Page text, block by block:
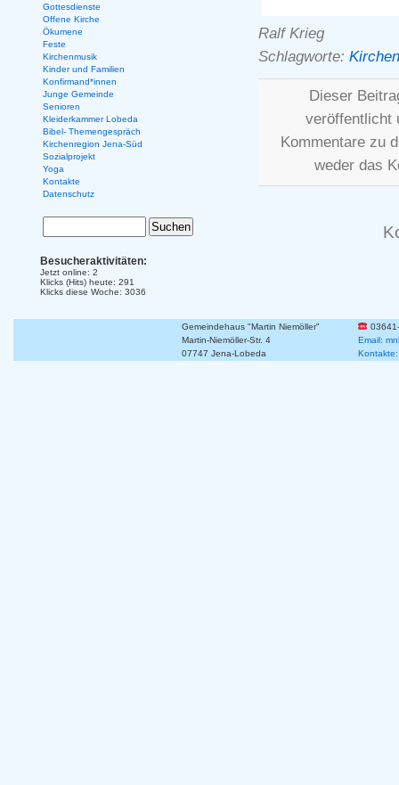
Ralf Krieg
Schlagworte:
Dieser
veröffentlicht
Kommentare zu
weder das
Gottesdienste
Offene Kirche
Ökumene
Feste
Kirchenmusik
Kinder und Familien
Konfirmand*innen
Junge Gemeinde
Senioren
Kleiderkammer Lobeda
Bibel- Themengespräch
Kirchenregion Jena-Süd
Sozialprojekt
Yoga
Kontakte
Datenschutz
Besucheraktivitäten:
Jetzt online: 2
Klicks (Hits) heute: 291
Klicks diese Woche: 3036
Gemeindehaus "Martin Niemöller"
Martin-Niemöller-Str. 4
Email:
07747 Jena-Lobeda